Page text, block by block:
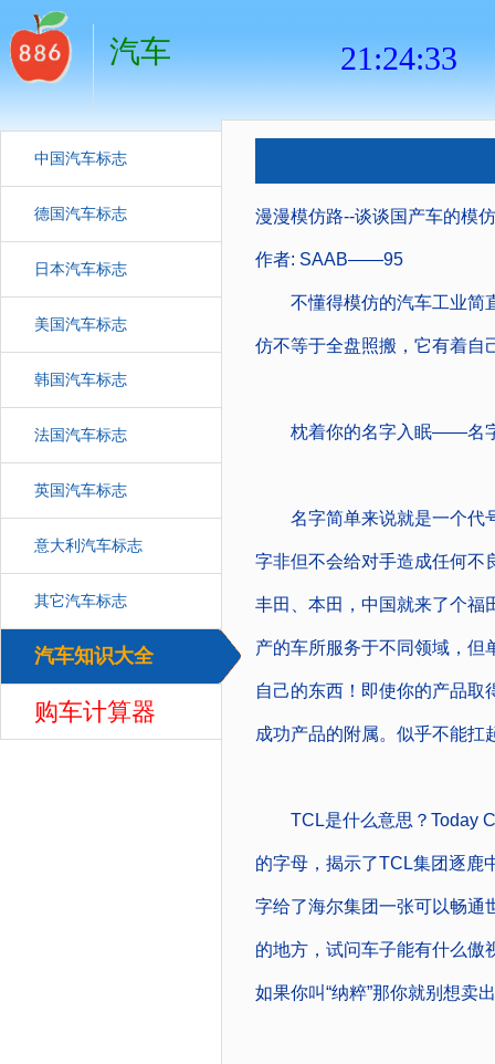
汽车
中国汽车标志
德国汽车标志
日本汽车标志
美国汽车标志
韩国汽车标志
法国汽车标志
英国汽车标志
意大利汽车标志
其它汽车标志
汽车知识大全
购车计算器
漫漫模仿路--谈谈国产车的模
作者: SAAB――95
不懂得模仿的汽车工业简直
仿不等于全盘照搬，它有着自
枕着你的名字入眠――名字
名字简单来说就是一个代号
字非但不会给对手造成任何不
丰田、本田，中国就来了个福
产的车所服务于不同领域，
自己的东西！即使你的产品取
成功产品的附属。似乎不能扛
TCL是什么意思？Today
的字母，揭示了TCL集团逐鹿
字给了海尔集团一张可以畅通
的地方，试问车子能有什么傲
如果你叫“纳粹”那你就别想卖